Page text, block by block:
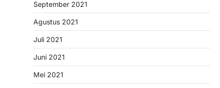
September 2021
Agustus 2021
Juli 2021
Juni 2021
Mei 2021